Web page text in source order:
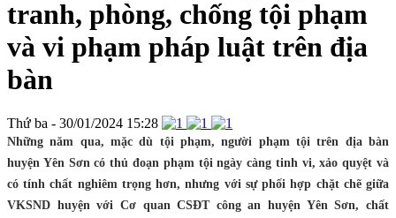
tranh, phòng, chống tội phạm
và vi phạm pháp luật trên địa
bàn
Thứ ba - 30/01/2024 15:28
Những năm qua, mặc dù tội phạm, người phạm tội trên địa bàn
huyện Yên Sơn có thủ đoạn phạm tội ngày càng tinh vi, xảo quyệt và
có tính chất nghiêm trọng hơn, nhưng với sự phối hợp chặt chẽ giữa
VKSND huyện với Cơ quan CSĐT công an huyện Yên Sơn, chất